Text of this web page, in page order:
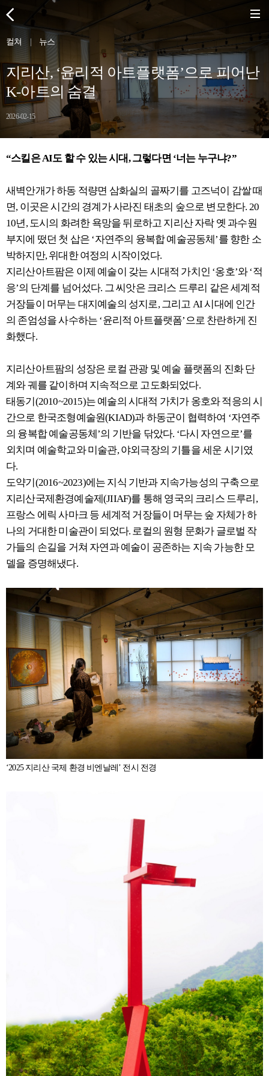
컬쳐 뉴스
지리산, ‘윤리적 아트플랫폼’으로 피어난
K-아트의 숨결
2026-02-15
“스킬은 AI도 할 수 있는 시대, 그렇다면 ‘너는 누구냐?”
새벽안개가 하동 적량면 삼화실의 골짜기를 고즈넉이 감쌀 때
면, 이곳은 시간의 경계가 사라진 태초의 숲으로 변모한다. 20
10년, 도시의 화려한 욕망을 뒤로하고 지리산 자락 옛 과수원
부지에 떴던 첫 삽은 ‘자연주의 융복합 예술공동체’를 향한 소
박하지만, 위대한 여정의 시작이었다.
지리산아트팜은 이제 예술이 갖는 시대적 가치인 ‘옹호’와 ‘적
응’의 단계를 넘어섰다. 그 씨앗은 크리스 드루리 같은 세계적
거장들이 머무는 대지예술의 성지로, 그리고 AI 시대에 인간
의 존엄성을 사수하는 ‘윤리적 아트플랫폼’으로 찬란하게 진
화했다.
지리산아트팜의 성장은 로컬 관광 및 예술 플랫폼의 진화 단
계와 궤를 같이하며 지속적으로 고도화되었다.
태동기(2010~2015)는 예술의 시대적 가치가 옹호와 적응의 시
간으로 한국조형예술원(KIAD)과 하동군이 협력하여 ‘자연주
의 융복합 예술공동체’의 기반을 닦았다. ‘다시 자연으로’를
외치며 예술학교와 미술관, 야외극장의 기틀을 세운 시기였
다.
도약기(2016~2023)에는 지식 기반과 지속가능성의 구축으로
지리산국제환경예술제(JIIAF)를 통해 영국의 크리스 드루리,
프랑스 에릭 사마크 등 세계적 거장들이 머무는 숲 자체가 하
나의 거대한 미술관이 되었다. 로컬의 원형 문화가 글로벌 작
가들의 손길을 거쳐 자연과 예술이 공존하는 지속 가능한 모
델을 증명해냈다.
‘2025 지리산 국제 환경 비엔날레’ 전시 전경